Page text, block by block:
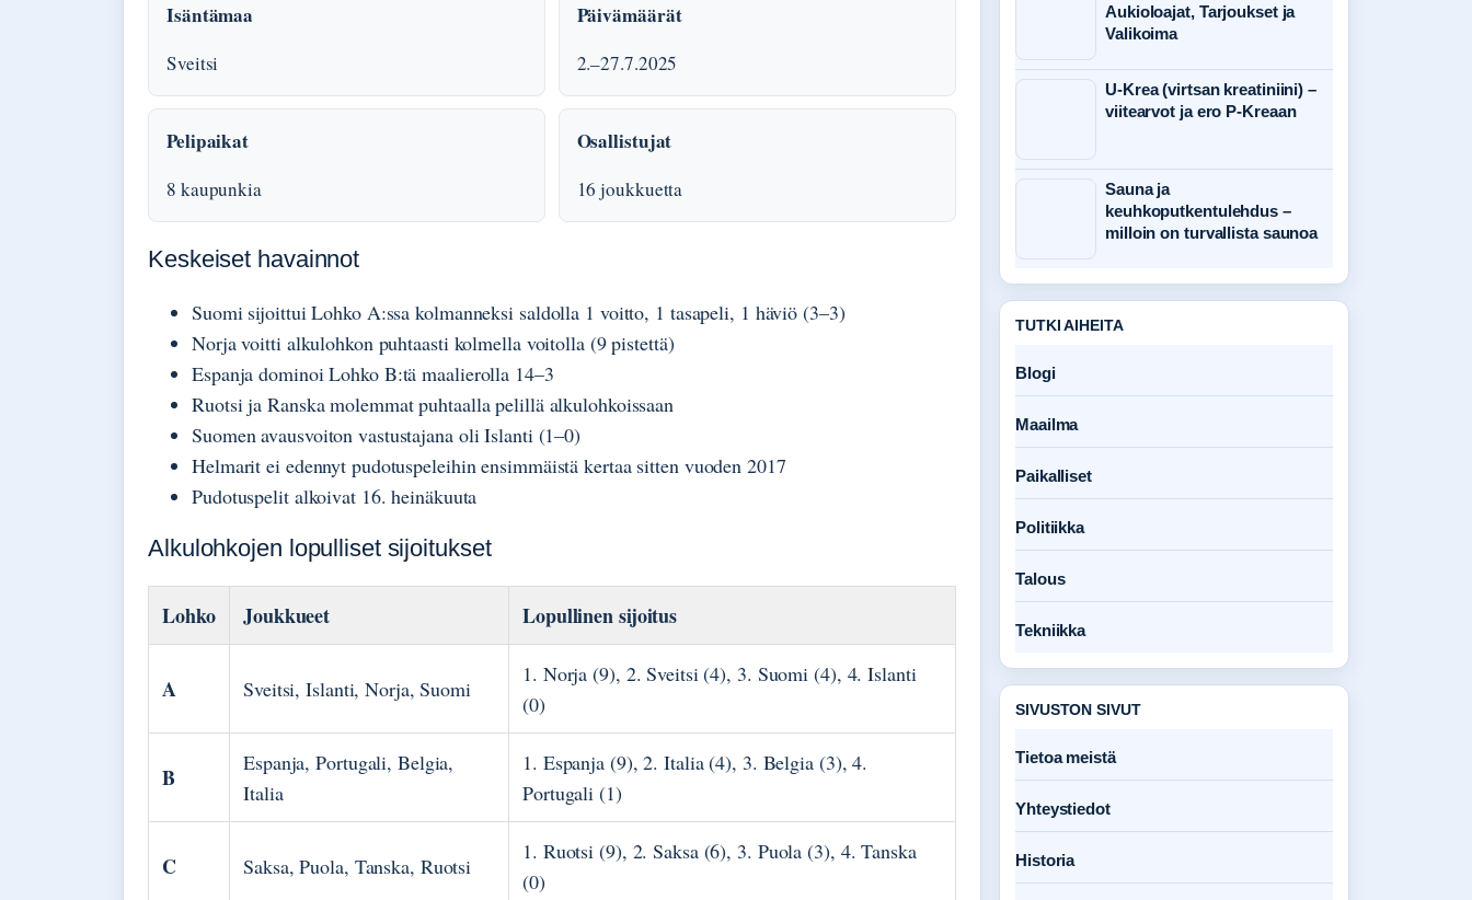
Isäntämaa
Sveitsi
Päivämäärät
2.–27.7.2025
Pelipaikat
8 kaupunkia
Osallistujat
16 joukkuetta
Keskeiset havainnot
Suomi sijoittui Lohko A:ssa kolmanneksi saldolla 1 voitto, 1 tasapeli, 1 häviö (3–3)
Norja voitti alkulohkon puhtaasti kolmella voitolla (9 pistettä)
Espanja dominoi Lohko B:tä maalierolla 14–3
Ruotsi ja Ranska molemmat puhtaalla pelillä alkulohkoissaan
Suomen avausvoiton vastustajana oli Islanti (1–0)
Helmarit ei edennyt pudotuspeleihin ensimmäistä kertaa sitten vuoden 2017
Pudotuspelit alkoivat 16. heinäkuuta
Alkulohkojen lopulliset sijoitukset
Lohko Joukkueet Lopullinen sijoitus
A Sveitsi, Islanti, Norja, Suomi
1. Norja (9), 2. Sveitsi (4), 3. Suomi (4), 4. Islanti
(0)
B
Espanja, Portugali, Belgia,
Italia
1. Espanja (9), 2. Italia (4), 3. Belgia (3), 4.
Portugali (1)
C Saksa, Puola, Tanska, Ruotsi
1. Ruotsi (9), 2. Saksa (6), 3. Puola (3), 4. Tanska
(0)
Aukioloajat, Tarjoukset ja
Valikoima
U-Krea (virtsan kreatiniini) –
viitearvot ja ero P-Kreaan
Sauna ja
keuhkoputkentulehdus –
milloin on turvallista saunoa
TUTKI AIHEITA
Blogi
Maailma
Paikalliset
Politiikka
Talous
Tekniikka
SIVUSTON SIVUT
Tietoa meistä
Yhteystiedot
Historia